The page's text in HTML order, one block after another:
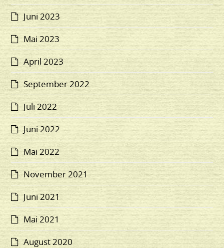
Juni 2023
Mai 2023
April 2023
September 2022
Juli 2022
Juni 2022
Mai 2022
November 2021
Juni 2021
Mai 2021
August 2020